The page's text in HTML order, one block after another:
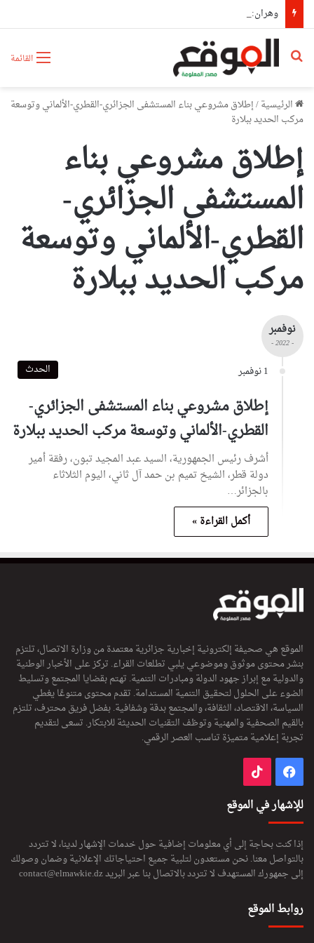
القائمة بحث عن
الرئيسية/إطلاق مشروعي بناء المستشفى الجزائري-القطري-الألماني وتوسعة
مركب الحديد ببلارة
إطلاق مشروعي بناء
المستشفى الجزائري-
القطري-الألماني وتوسعة
مركب الحديد ببلارة
نوفمبر
- 2022 -
1 نوفمبر الحدث
إطلاق مشروعي بناء المستشفى الجزائري-
القطري-الألماني وتوسعة مركب الحديد ببلارة
أشرف رئيس الجمهورية، السيد عبد المجيد تبون، رفقة أمير
دولة قطر، الشيخ تميم بن حمد آل ثاني، اليوم الثلاثاء
بالجزائر…
أكمل القراءة »
الموقع هي صحيفة إلكترونية إخبارية جزائرية معتمدة من وزارة الاتصال، تلتزم
بنشر محتوى موثوق وموضوعي يلبي تطلعات القراء. تركز على الأخبار الوطنية
والدولية مع إبراز جهود الدولة ومبادرات التنمية. تهتم بقضايا المجتمع وتسليط
الضوء على الحلول لتحقيق التنمية المستدامة. تقدم محتوى متنوعًا يغطي
السياسة، الاقتصاد، الثقافة، والمجتمع بدقة وشفافية. بفضل فريق محترف، تلتزم
بالقيم الصحفية والمهنية وتوظف التقنيات الحديثة للابتكار. تسعى لتقديم
تجربة إعلامية متميزة تناسب العصر الرقمي.
فيسبوك
للإشهار في الموقع
إذا كنت بحاجة إلى أي معلومات إضافية حول خدمات الإشهار لدينا، لا تتردد
بالتواصل معنا. نحن مستعدون لتلبية جميع احتياجاتك الإعلانية وضمان وصولك
إلى جمهورك المستهدف لا تتردد بالاتصال بنا عبر البريدcontact@elmawkie.dz
روابط الموقع